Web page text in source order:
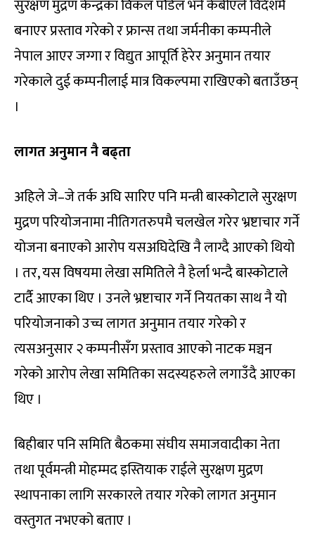
सुरक्षण मुद्रण केन्द्रका विकल पौडेल भने केबीएले विदेशमै
बनाएर प्रस्ताव गरेको र फ्रान्स तथा जर्मनीका कम्पनीले
नेपाल आएर जग्गा र विद्युत आपूर्ति हेरेर अनुमान तयार
गरेकाले दुई कम्पनीलाई मात्र विकल्पमा राखिएको बताउँछन्
।
लागत अनुमान नै बढ्ता
अहिले जे–जे तर्क अघि सारिए पनि मन्त्री बास्कोटाले सुरक्षण
मुद्रण परियोजनामा नीतिगतरुपमै चलखेल गरेर भ्रष्टाचार गर्ने
योजना बनाएको आरोप यसअघिदेखि नै लाग्दै आएको थियो
। तर, यस विषयमा लेखा समितिले नै हेर्ला भन्दै बास्कोटाले
टार्दै आएका थिए । उनले भ्रष्टाचार गर्ने नियतका साथ नै यो
परियोजनाको उच्च लागत अनुमान तयार गरेको र
त्यसअनुसार २ कम्पनीसँग प्रस्ताव आएको नाटक मञ्चन
गरेको आरोप लेखा समितिका सदस्यहरुले लगाउँदै आएका
थिए ।
बिहीबार पनि समिति बैठकमा संघीय समाजवादीका नेता
तथा पूर्वमन्त्री मोहम्मद इस्तियाक राईले सुरक्षण मुद्रण
स्थापनाका लागि सरकारले तयार गरेको लागत अनुमान
वस्तुगत नभएको बताए ।